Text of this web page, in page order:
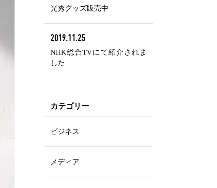
光秀グッズ販売中
2019.11.25
NHK総合TVにて紹介されま
した
カテゴリー
ビジネス
メディア